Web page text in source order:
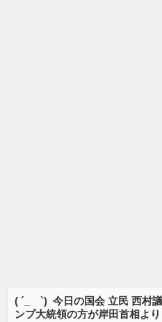
( ´_ゝ`) 今日の国会 立民 西村
ンプ大統領の方が岸田首相より